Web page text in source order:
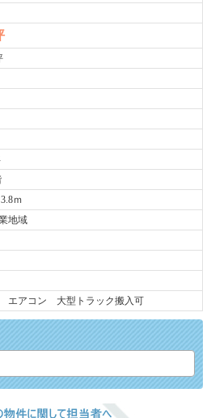
ｍ
地域
エアコン 大型トラック搬入可